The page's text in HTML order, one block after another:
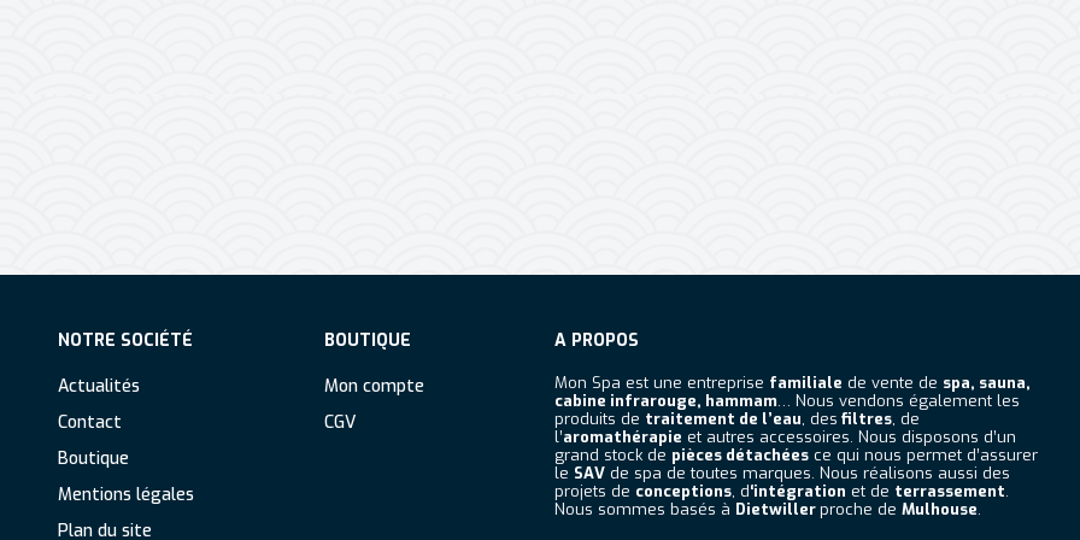
près de Mulhouse en Alsace
NOTRE SOCIÉTÉ
Actualités
Contact
Boutique
Mentions légales
Plan du site
BOUTIQUE
Mon compte
CGV
A PROPOS
Mon Spa est une entreprise familiale de vente de spa, sauna,
cabine infrarouge, hammam… Nous vendons également les
produits de traitement de l’eau, des filtres, de
l’aromathérapie et autres accessoires. Nous disposons d’un
grand stock de pièces détachées ce qui nous permet d’assurer
le SAV de spa de toutes marques. Nous réalisons aussi des
projets de conceptions, d‘intégration et de terrassement.
Nous sommes basés à Dietwillerproche deMulhouse.